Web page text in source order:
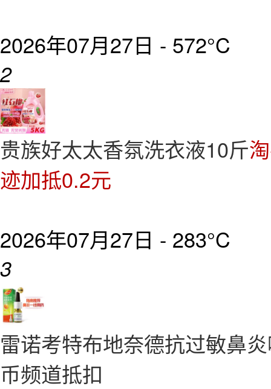
2026年07月27日 - 572°C
2
贵族好太太香氛洗衣液10斤
迹加抵0.2元
2026年07月27日 - 283°C
3
雷诺考特布地奈德抗过敏鼻
币频道抵扣